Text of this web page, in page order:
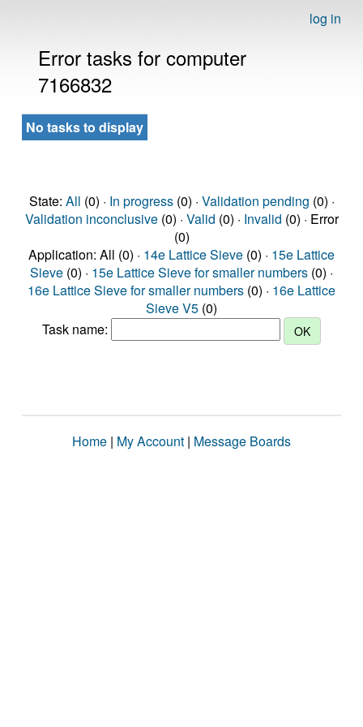
log in
Error tasks for computer
7166832
No tasks to display
State: All (0) · In progress(0) · Validation pending (0) ·
Validation inconclusive(0) · Valid (0) · Invalid (0) · Error
(0)
Application: All (0) · 14e Lattice Sieve (0) · 15e Lattice
Sieve (0) · 15e Lattice Sieve for smaller numbers (0) ·
16e Lattice Sieve for smaller numbers (0) · 16e Lattice
Sieve V5 (0)
Task name:
Home | My Account | Message Boards